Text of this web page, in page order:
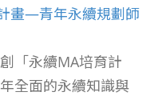
畫—青年永續規劃師
「永續MA培育計
全面的永續知識與